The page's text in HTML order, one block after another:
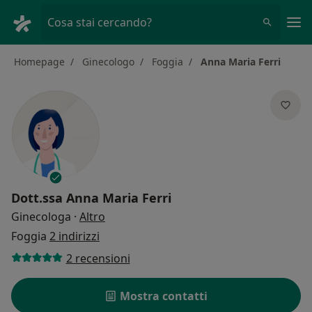
Cosa stai cercando?
Homepage Ginecologo Foggia Anna Maria Ferri
Dott.ssa Anna Maria Ferri
Ginecologa · Altro
Foggia 2 indirizzi
2 recensioni
Mostra contatti